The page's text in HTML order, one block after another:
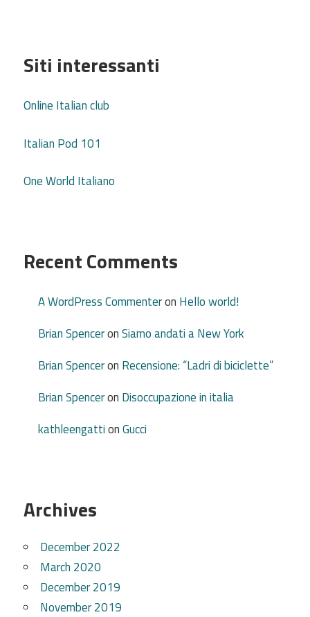
Siti interessanti
Online Italian club
Italian Pod 101
One World Italiano
Recent Comments
A WordPress Commenteron Hello world!
Brian SpenceronSiamo andati a New York
Brian Spenceron Recensione: “Ladri di biciclette”
Brian Spenceron Disoccupazione in italia
kathleengattionGucci
Archives
December 2022
March 2020
December 2019
November 2019